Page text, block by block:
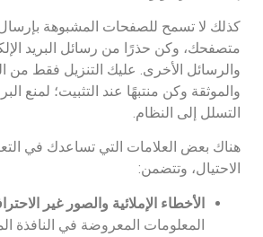
كذلك لا تسمح للصفحات المشبوهة
متصفحك، وكن حذرًا من رسائل البريد
والرسائل الأخرى. عليك التنزيل فقط من
والموثقة وكن منتبهًا عند التثبيت؛ لمنع
التسلل إلى النظام.
هناك بعض العلامات التي تساعدك في
الاحتيال، وتتضمن:
الأخطاء الإملائية والصور غير
المعلومات المعروضة في النافذة